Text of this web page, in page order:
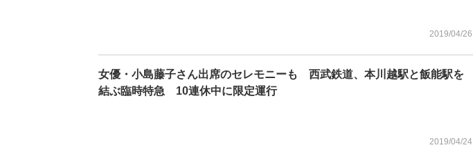
2019/04/26
女優・小島藤子さん出席のセレモニーも 西武鉄道、本川越駅と飯能駅を
結ぶ臨時特急 10連休中に限定運行
2019/04/24